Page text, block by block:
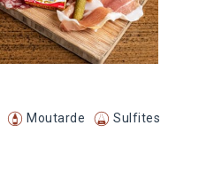
Moutarde Sulfites